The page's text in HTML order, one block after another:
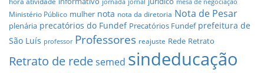
jornada jornal mesa de negociação
Ministério Público mulher nota nota da diretoria Nota de Pesar
plenária precatórios do Fundef Precatórios Fundef prefeitura de
São Luís professor Professores reajuste Rede Retrato
Retrato de redesemed sindeducação